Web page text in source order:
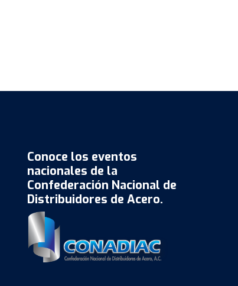
Conoce los eventos
nacionales de la
Confederación Nacional de
Distribuidores de Acero.